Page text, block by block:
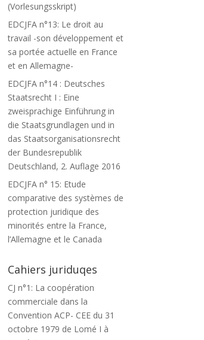
(Vorlesungsskript)
EDCJFA n°13: Le droit au
travail -son développement et
sa portée actuelle en France
et en Allemagne-
EDCJFA n°14 : Deutsches
Staatsrecht I : Eine
zweisprachige Einführung in
die Staatsgrundlagen und in
das Staatsorganisationsrecht
der Bundesrepublik
Deutschland, 2. Auflage 2016
EDCJFA n° 15: Etude
comparative des systèmes de
protection juridique des
minorités entre la France,
l’Allemagne et le Canada
Cahiers juriduqes
CJ n°1: La coopération
commerciale dans la
Convention ACP- CEE du 31
octobre 1979 de Lomé I à